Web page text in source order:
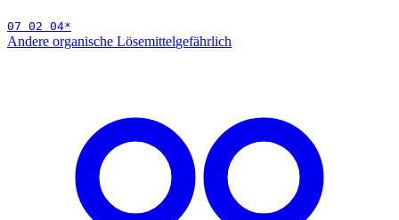
07 02 04*
Andere organische Lösemittelgefährlich